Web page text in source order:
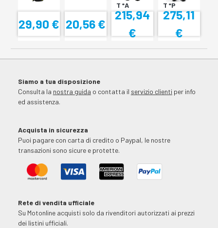
29,90 € 20,56 €
T *A
215,94
€
T *P
275,11
€
Siamo a tua disposizione
Consulta la nostra guida o contatta il servizio clienti per info
ed assistenza.
Acquista in sicurezza
Puoi pagare con carta di credito o Paypal, le nostre
transazioni sono sicure e protette.
Rete di vendita ufficiale
Su Motonline acquisti solo da rivenditori autorizzati ai prezzi
dei listini ufficiali.